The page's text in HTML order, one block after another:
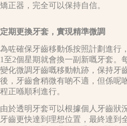
矯正器，完全可以保持自信。
定期更換牙套，實現精準微調
為咗確保牙齒移動係按照計劃進行
1至2個星期就會換一副新嘅牙套。
變化微調牙齒嘅移動軌跡，保持牙
後，牙齒會稍微有啲不適，但係呢
程正喺順利進行。
由於透明牙套可以根據個人牙齒狀
牙齒更快達到理想位置，最終達到